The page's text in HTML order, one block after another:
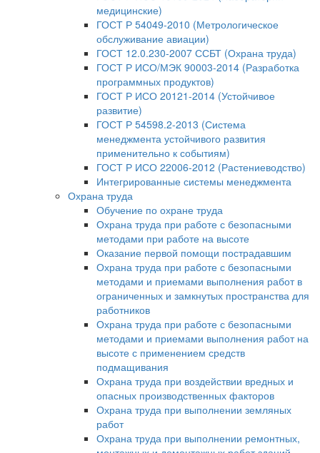
медицинские)
ГОСТ Р 54049-2010 (Метрологическое
обслуживание авиации)
ГОСТ 12.0.230-2007 ССБТ (Охрана труда)
ГОСТ Р ИСО/МЭК 90003-2014 (Разработка
программных продуктов)
ГОСТ Р ИСО 20121-2014 (Устойчивое
развитие)
ГОСТ Р 54598.2-2013 (Система
менеджмента устойчивого развития
применительно к событиям)
ГОСТ Р ИСО 22006-2012 (Растениеводство)
Интегрированные системы менеджмента
Охрана труда
Обучение по охране труда
Охрана труда при работе с безопасными
методами при работе на высоте
Оказание первой помощи пострадавшим
Охрана труда при работе с безопасными
методами и приемами выполнения работ в
ограниченных и замкнутых пространства для
работников
Охрана труда при работе с безопасными
методами и приемами выполнения работ на
высоте с применением средств
подмащивания
Охрана труда при воздействии вредных и
опасных производственных факторов
Охрана труда при выполнении земляных
работ
Охрана труда при выполнении ремонтных,